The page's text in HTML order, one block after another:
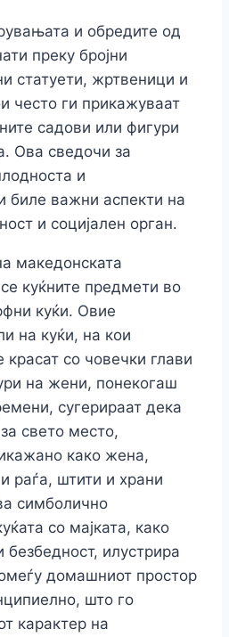
и обредите од
преку бројни
статуети, жртвеници и
често ги прикажуваат
садови или фигури
Ова сведочи за
и
биле важни аспекти на
и социјален орган.
македонската
куќните предмети во
куќи. Овие
на куќи, на кои
красат со човечки глави
на жени, понекогаш
сугерираат дека
свето место,
како жена,
раѓа, штити и храни
симболично
со мајката, како
илустрира
домашниот простор
што го
карактер на